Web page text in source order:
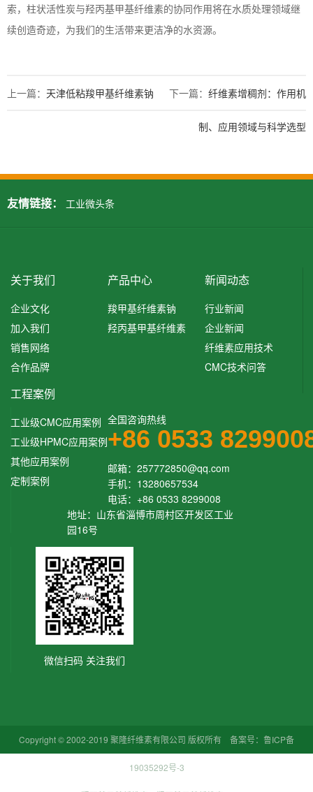
索，柱状活性炭与羟丙基甲基纤维素的协同作用将在水质处理领域继
续创造奇迹，为我们的生活带来更洁净的水资源。
上一篇： 天津低粘羧甲基纤维素钠 下一篇： 纤维素增稠剂：作用机
制、应用领域与科学选型
友情链接： 工业微头条
关于我们
企业文化
加入我们
销售网络
合作品牌
产品中心
羧甲基纤维素钠
羟丙基甲基纤维素
新闻动态
行业新闻
企业新闻
纤维素应用技术
CMC技术问答
工程案例
工业级CMC应用案例
工业级HPMC应用案例
其他应用案例
定制案例
全国咨询热线
+86 0533
邮箱：257772850@qq.com‬
手机：13280657534
电话：+86 0533 8299008
地址：山东省淄博市周村区开发区工业
园16号
微信扫码 关注我们
Copyright © 2002-2019 聚隆纤维素有限公司 版权所有 备案号： 鲁ICP备
19035292号-3